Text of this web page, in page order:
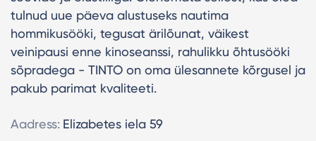
tulnud uue päeva alustuseks nautima
hommikusööki, tegusat ärilõunat, väikest
veinipausi enne kinoseanssi, rahulikku õhtusööki
sõpradega - TINTO on oma ülesannete kõrgusel ja
pakub parimat kvaliteeti.
Aadress: Elizabetes iela 59